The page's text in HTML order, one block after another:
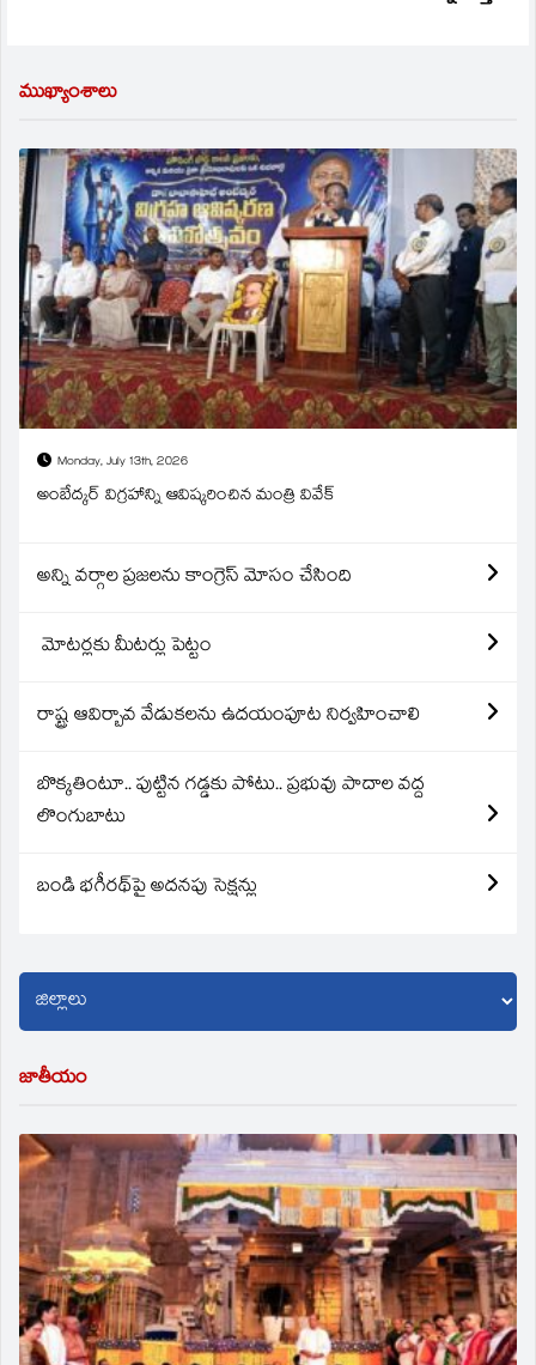
ముఖ్యాంశాలు
Monday, July 13th, 2026
అంబేద్కర్ విగ్రహాన్ని ఆవిష్కరించిన మంత్రి వివేక్
అన్ని వర్గాల ప్రజలను కాంగ్రెస్ మోసం చేసింది
మోటర్లకు మీటర్లు పెట్టం
రాష్ట్ర ఆవిర్బావ వేడుకలను ఉదయంపూట నిర్వహించాలి
బొక్కతింటూ.. పుట్టిన గడ్డకు పోటు.. ప్రభువు పాదాల వద్ద
లొంగుబాటు
బండి భగీరథ్‌పై అదనపు సెక్షన్లు
జాతీయం